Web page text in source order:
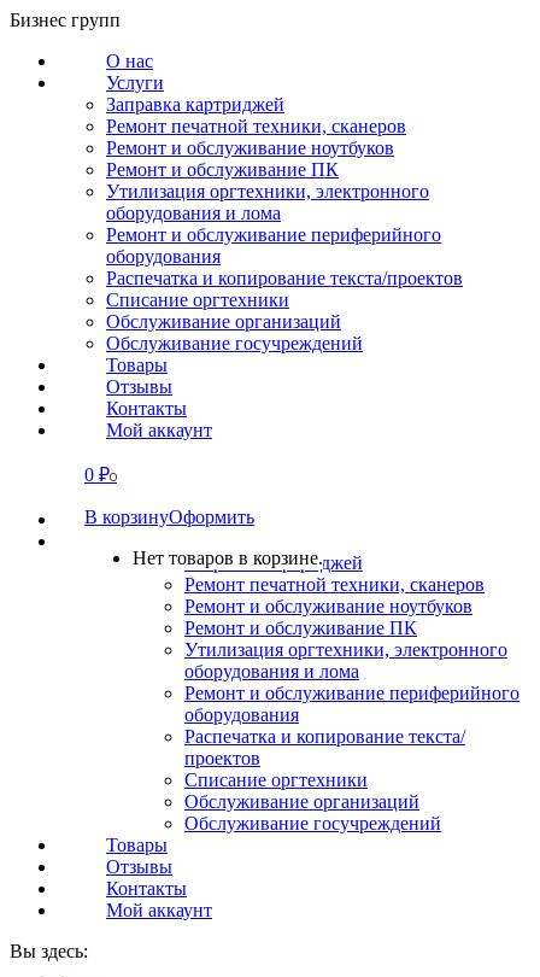
Перейти
содержанию
Бизнес групп
О нас
Услуги
Заправка картриджей
Ремонт печатной техники, сканеров
Ремонт и обслуживание ноутбуков
Ремонт и обслуживание ПК
Утилизация оргтехники, электронного
оборудования и лома
Ремонт и обслуживание периферийного
оборудования
Распечатка и копирование текста/проектов
Списание оргтехники
Обслуживание организаций
Обслуживание госучреждений
Товары
Отзывы
Контакты
Мой аккаунт
0 ₽0
В корзинуОформить
Нет товаров в корзине.
СВЯЗАТЬСЯ
О нас
Заправка картриджей
Ремонт печатной техники, сканеров
Ремонт и обслуживание ноутбуков
Ремонт и обслуживание ПК
Утилизация оргтехники, электронного
оборудования и лома
Ремонт и обслуживание периферийного
оборудования
Распечатка и копирование текста/
проектов
Списание оргтехники
Обслуживание организаций
Обслуживание госучреждений
Товары
Отзывы
Контакты
Мой аккаунт
Вы здесь: